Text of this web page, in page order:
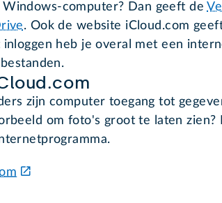
Windows-computer? Dan geeft de
. Ook de website iCloud.com
heb je overal met een
zijn computer toegang tot
om foto's groot te laten zien?